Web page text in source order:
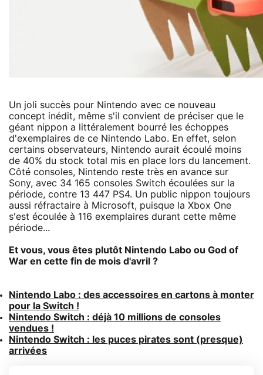
Un joli succès pour Nintendo avec ce nouveau
concept inédit, même s'il convient de préciser que le
géant nippon a littéralement bourré les échoppes
d'exemplaires de ce Nintendo Labo. En effet, selon
certains observateurs, Nintendo aurait écoulé moins
de 40% du stock total mis en place lors du lancement.
Côté consoles, Nintendo reste très en avance sur
Sony, avec 34 165 consoles Switch écoulées sur la
période, contre 13 447 PS4. Un public nippon toujours
aussi réfractaire à Microsoft, puisque la Xbox One
s'est écoulée à 116 exemplaires durant cette même
période...
Et vous, vous êtes plutôt Nintendo Labo ou God of
War en cette fin de mois d'avril ?
Nintendo Labo : des accessoires en cartons à monter
pour la Switch !
Nintendo Switch : déjà 10 millions de consoles
vendues !
Nintendo Switch : les puces pirates sont (presque)
arrivées